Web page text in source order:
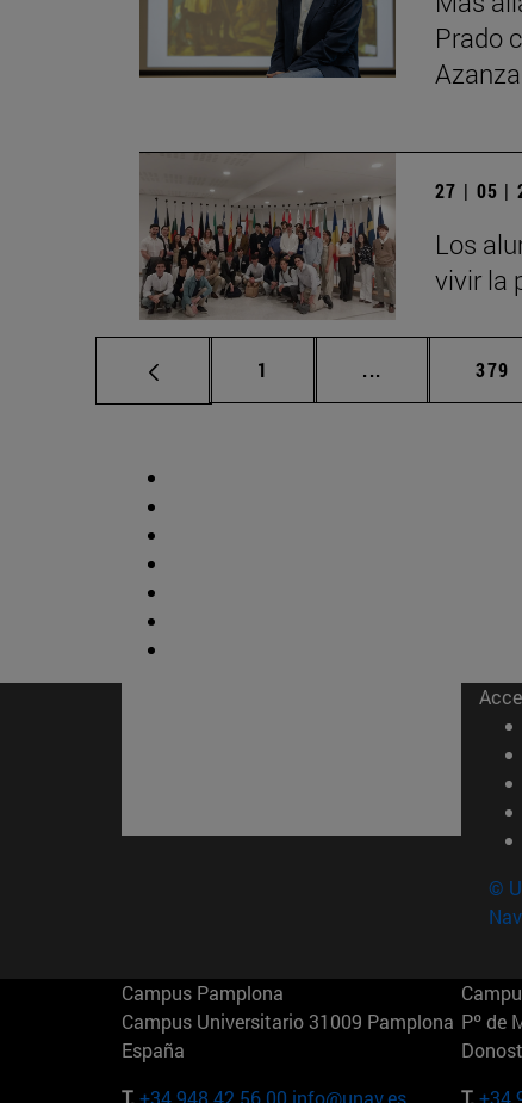
Prado
Azanza
27 | 05 |
Los
vivir la
Página
1 ... Páginas 379
©
Campus Pamplona
Campus Universitario 31009 Pamplona
España
T. +34 948 42 56 00 info@unav.es
Pº de
T. +34